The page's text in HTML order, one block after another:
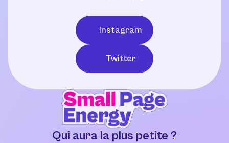
Instagram
Twitter
Qui aura la plus petite ?